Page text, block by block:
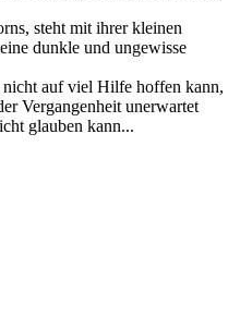
steht mit ihrer kleinen
dunkle und ungewisse
auf viel Hilfe hoffen kann,
Vergangenheit unerwartet
glauben kann...